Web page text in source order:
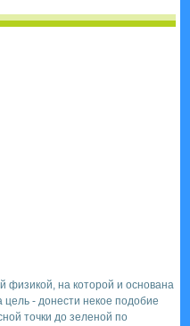
физикой, на которой и основана
цель - донести некое подобие
точки до зеленой по